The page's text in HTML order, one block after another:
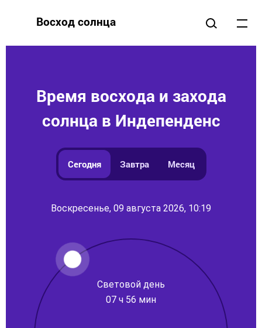
Восход солнца
Время восхода и захода
солнца в Индепенденс
Сегодня Завтра Месяц
Воскресенье, 09 августа 2026, 10:19
Световой день
07 ч 56 мин